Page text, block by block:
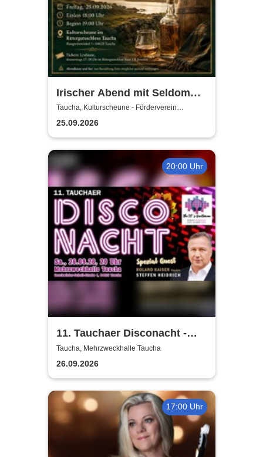
Irischer Abend mit Seldom
Sober Company | Live-Musik
& Whisky in der
Kulturscheune Taucha
Taucha, Kulturscheune - Förderverein
Rittergutschloss Taucha e.V.
25.09.2026
20:00 Uhr
11. Tauchaer Disconacht -
Herbstedition
Taucha, Mehrzweckhalle Taucha
26.09.2026
17:00 Uhr